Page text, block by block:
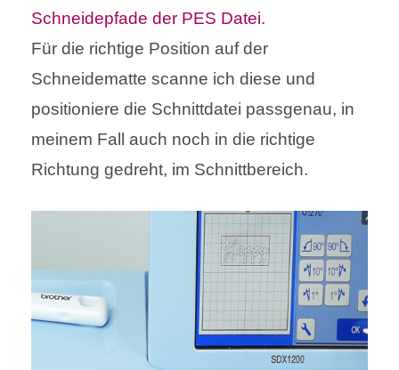
Für die richtige Position auf der
Schneidematte scanne ich diese und
positioniere die Schnittdatei passgenau, in
meinem Fall auch noch in die richtige
Richtung gedreht, im Schnittbereich.